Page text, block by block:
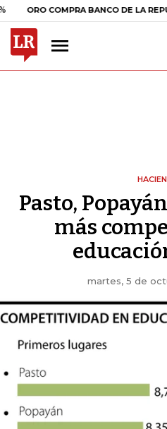
COMPRA BANCO DE LA REPÚBLICA
Pasto,
más
martes, 5 de